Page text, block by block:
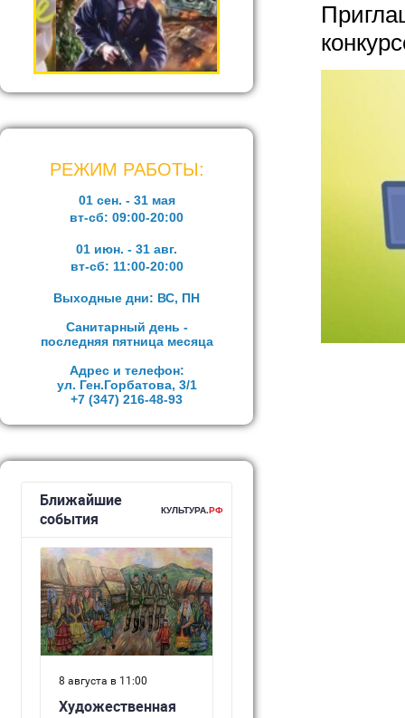
РЕЖИМ РАБОТЫ:
01 сен. - 31 мая
вт-сб: 09:00-20:00
01 июн. - 31 авг.
вт-сб: 11:00-20:00
Выходные дни: ВС, ПН
Санитарный день -
последняя пятница месяца
Адрес и телефон:
ул. Ген.Горбатова, 3/1
+7 (347) 216-48-93